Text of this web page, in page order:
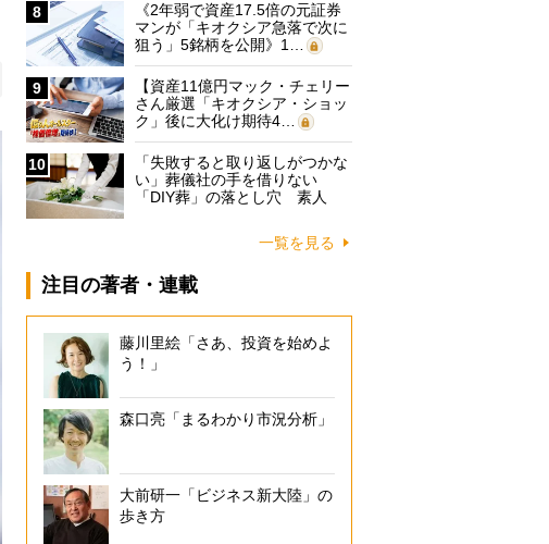
8
《2年弱で資産17.5倍の元証券
マンが「キオクシア急落で次に
狙う」5銘柄を公開》1…
9
【資産11億円マック・チェリー
さん厳選「キオクシア・ショッ
ク」後に大化け期待4…
10
「失敗すると取り返しがつかな
い」葬儀社の手を借りない
「DIY葬」の落とし穴 素人
一覧を見る
注目の著者・連載
藤川里絵「さあ、投資を始めよ
う！」
森口亮「まるわかり市況分析」
大前研一「ビジネス新大陸」の
歩き方